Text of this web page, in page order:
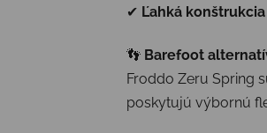
✔ Ľahká konštrukcia
👣 Barefoot
Froddo Zeru Spring
poskytujú výbornú